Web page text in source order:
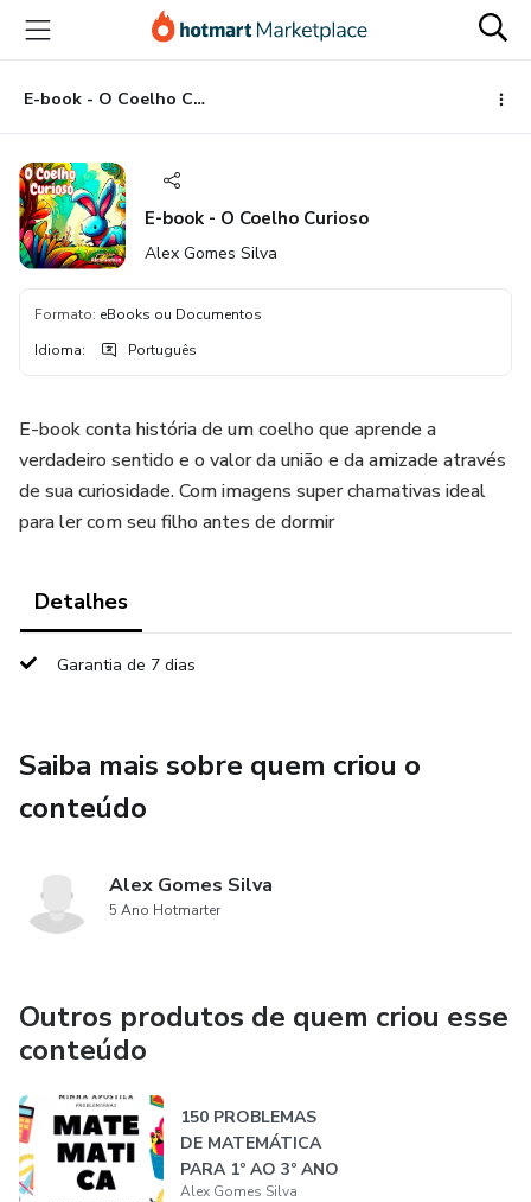
para
conteúdo
principal
para
pagamento
para
rodapé
E-book - O Coelho Curioso
E-book - O Coelho Curioso
Alex Gomes Silva
Formato: eBooks ou Documentos
Idioma: Português
E-book conta história de um coelho que aprende a
verdadeiro sentido e o valor da união e da amizade através
de sua curiosidade. Com imagens super chamativas ideal
para ler com seu filho antes de dormir
Detalhes
Garantia de 7 dias
Saiba mais sobre quem criou o
conteúdo
Alex Gomes Silva
5 Ano Hotmarter
Outros produtos de quem criou esse
conteúdo
150 PROBLEMAS
DE MATEMÁTICA
PARA 1º AO 3º ANO
Alex Gomes Silva